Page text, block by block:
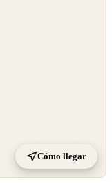
Cómo llegar